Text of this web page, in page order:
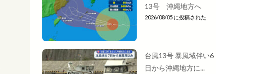
13号 沖縄地方へ
2026/08/05 に投稿された
台風13号 暴風域伴い6
日から沖縄地方に...